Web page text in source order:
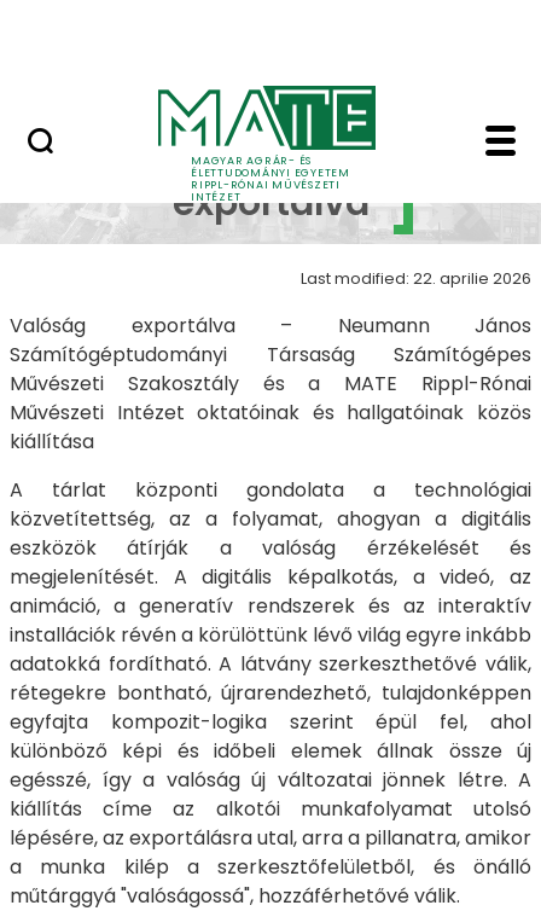
MAGYAR AGRÁR- ÉS
ÉLETTUDOMÁNYI EGYETEM
RIPPL-RÓNAI MŰVÉSZETI
INTÉZET
Valóság exportálva -
Valóság
exportálva
Last modified: 22. aprilie 2026
Valóság exportálva – Neumann János
Számítógéptudományi Társaság Számítógépes
Művészeti Szakosztály és a MATE Rippl-Rónai
Művészeti Intézet oktatóinak és hallgatóinak közös
kiállítása
A tárlat központi gondolata a technológiai
közvetítettség, az a folyamat, ahogyan a digitális
eszközök átírják a valóság érzékelését és
megjelenítését. A digitális képalkotás, a videó, az
animáció, a generatív rendszerek és az interaktív
installációk révén a körülöttünk lévő világ egyre inkább
adatokká fordítható. A látvány szerkeszthetővé válik,
rétegekre bontható, újrarendezhető, tulajdonképpen
egyfajta kompozit-logika szerint épül fel, ahol
különböző képi és időbeli elemek állnak össze új
egésszé, így a valóság új változatai jönnek létre. A
kiállítás címe az alkotói munkafolyamat utolsó
lépésére, az exportálásra utal, arra a pillanatra, amikor
a munka kilép a szerkesztőfelületből, és önálló
műtárggyá "valóságossá", hozzáférhetővé válik.